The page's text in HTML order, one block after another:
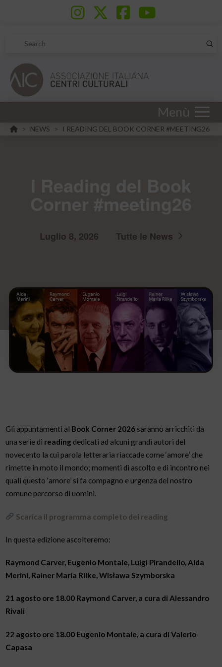
Search
Menù
HOME
> NEWS > I READING DEL BOOK CORNER #MEETING26
Luglio 8, 2026 Tutte le News
Gli appuntamenti al Book Corner 2026 saranno arricchiti da
una serie di reading dedicati ad alcuni grandi autori del
novecento la cui parola letteraria riaccade come ‘amore’ che
rimette in moto il mondo; momenti di ascolto e di incontro nei
quali questo ‘amore’ si fa compagno e urgenza del nostro
comune percorso di uomini.
Scarica il programma completo dei reading
In questa edizione ascolteremo:
Raymond Carver, Eugenio Montale, Luigi Pirandello,Alda
Merini, Rainer Maria Rilke, Wisława Szymborska
21 agosto ore 18.00 Raymond Carver, a cura di Alessandro
Rivali
22 agosto ore 18.00 Eugenio Montale, a cura di Valerio
Capasa